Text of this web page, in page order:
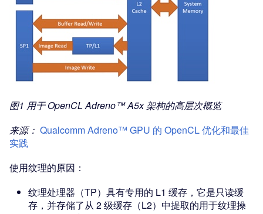
图1 用于 OpenCL Adreno™ A5x 架构的高层次概览
来源： Qualcomm Adreno™ GPU 的 OpenCL 优化和最佳
实践
使用纹理的原因：
纹理处理器（TP）具有专用的 L1 缓存，它是只读缓
存，并存储了从 2 级缓存（L2）中提取的用于纹理操